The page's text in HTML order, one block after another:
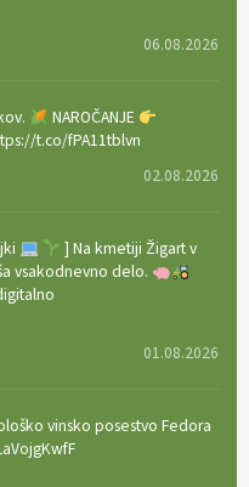
06.08.2026
NAROČANJE
t.co/fPA11tblvn
02.08.2026
] Na kmetiji Žigart v
vsakodnevno delo.
01.08.2026
vinsko posestvo Fedora